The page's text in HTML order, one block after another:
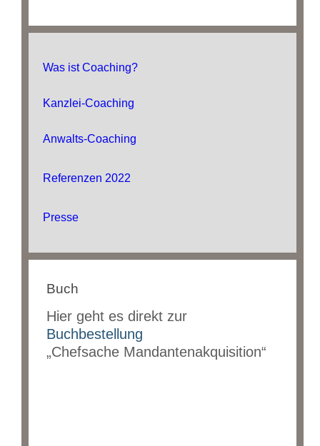
Was ist Coaching?
Kanzlei-Coaching
Anwalts-Coaching
Referenzen 2022
Presse
Buch
Hier geht es direkt zur
Buchbestellung
„Chefsache Mandantenakquisition“